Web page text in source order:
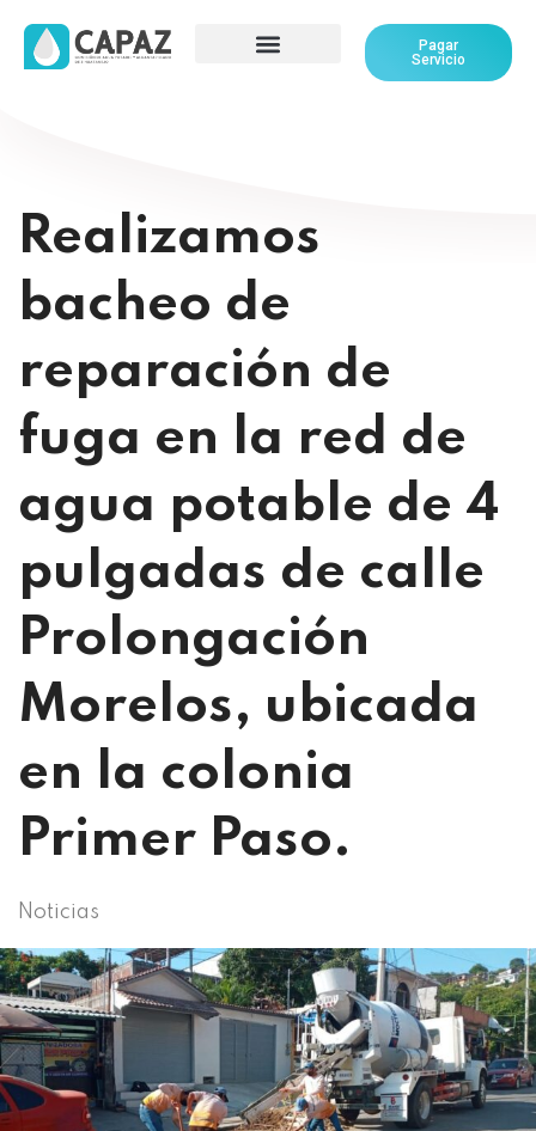
Pagar
Servicio
Realizamos
bacheo de
reparación de
fuga en la red de
agua potable de 4
pulgadas de calle
Prolongación
Morelos, ubicada
en la colonia
Primer Paso.
Noticias